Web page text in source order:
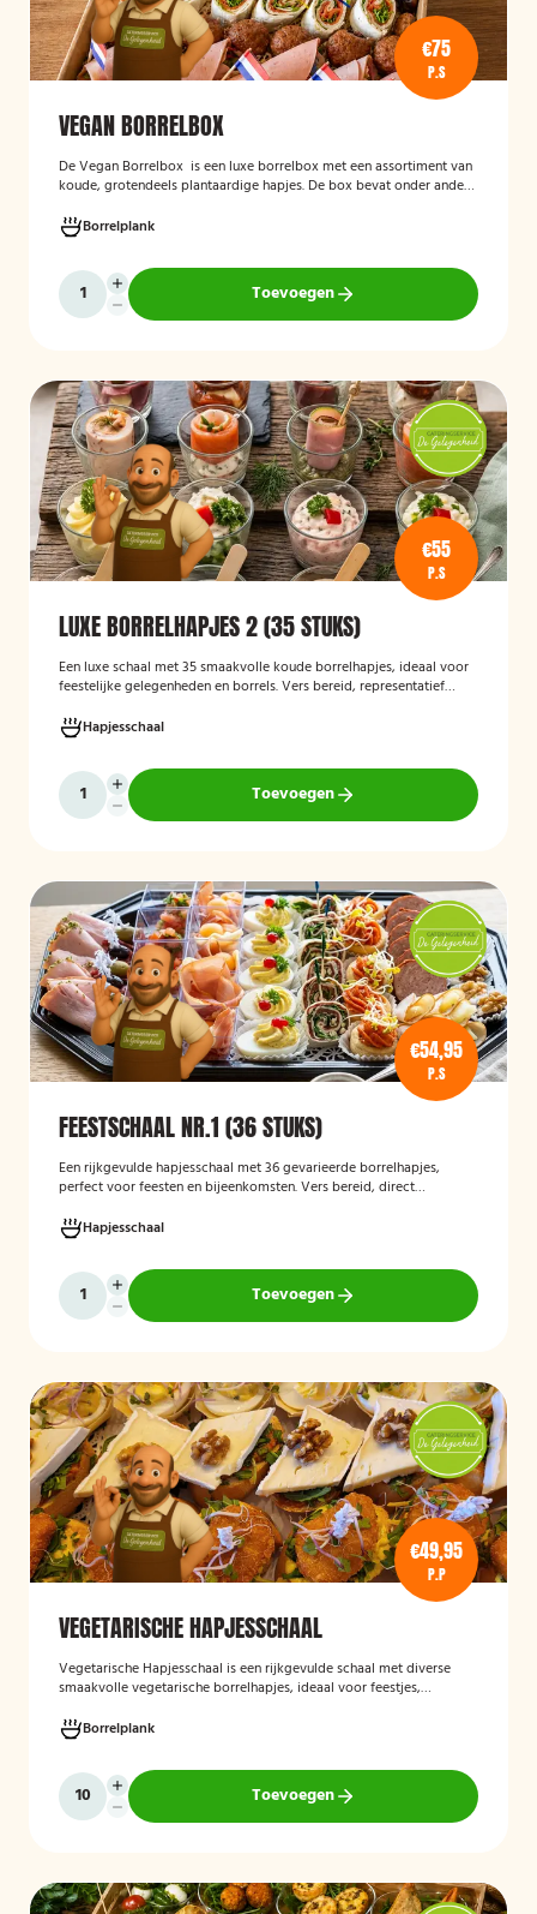
€75
P.S
VEGAN BORRELBOX
DeVegan Borrelbox is een luxe borrelbox met een assortiment van
koude, grotendeels plantaardige hapjes. De box bevat onder andere
groenten, crostini’s en andere smaakvolle borrelhapjes die direct
serveerklaar zijn voor een feest, borrel of bijeenkomst.
Borrelplank
Toevoegen
€55
P.S
LUXE BORRELHAPJES 2 (35 STUKS)
Een luxe schaal met 35 smaakvolle koude borrelhapjes, ideaal voor
feestelijke gelegenheden en borrels. Vers bereid, representatief
Hapjesschaal
Toevoegen
€54,95
P.S
FEESTSCHAAL NR.1 (36 STUKS)
Een rijkgevulde hapjesschaal met 36 gevarieerde borrelhapjes,
perfect voor feesten en bijeenkomsten. Vers bereid, direct
Hapjesschaal
Toevoegen
€49,95
P.P
VEGETARISCHE HAPJESSCHAAL
Vegetarische Hapjesschaal is een rijkgevulde schaal met diverse
smaakvolle vegetarische borrelhapjes, ideaal voor feestjes,
een gevarieerde selectie van vegetarische lekkernijen die direct
klaar zijn om te serveren en geschikt zijn voor gasten die bewust of
volledig vegetarisch eten.
Borrelplank
Toevoegen